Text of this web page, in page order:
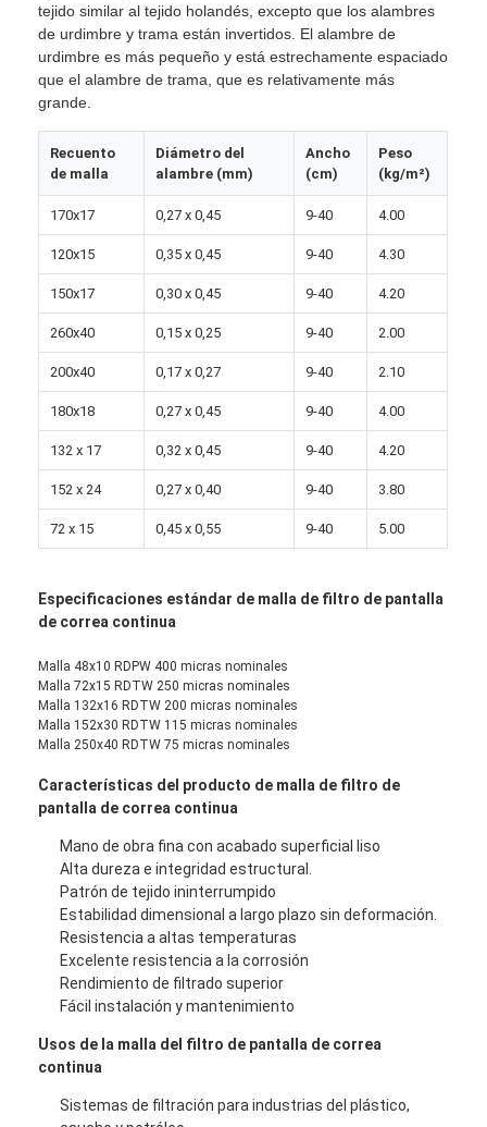
Inicio
Productos
Visita a la fábrica
Control de Calidad
noticias
Chatea Ahora
Malla X Tend de Acero Inoxidable
pantalla de filtro para extrusora
Malla de la cuerda de alambre
Malla de alambre tejido
Cesta de gavión de piedra
Malla de metal arquitectónico
Pantalla de cadena de aluminio de la mosca
Filtro de pantalla de Johnson
cerca de la malla metálica
Colmena de Malla
tejido similar al tejido holandés, excepto que los alambres
de urdimbre y trama están invertidos. El alambre de
urdimbre es más pequeño y está estrechamente espaciado
que el alambre de trama, que es relativamente más
grande.
Recuento
de malla
Diámetro del
alambre (mm)
Ancho
(cm)
Peso
(kg/m²)
170x17 0,27 x 0,45 9-40 4.00
120x15 0,35 x 0,45 9-40 4.30
150x17 0,30 x 0,45 9-40 4.20
260x40 0,15 x 0,25 9-40 2.00
200x40 0,17 x 0,27 9-40 2.10
180x18 0,27 x 0,45 9-40 4.00
132 x 17 0,32 x 0,45 9-40 4.20
152 x 24 0,27 x 0,40 9-40 3.80
72 x 15 0,45 x 0,55 9-40 5.00
Especificaciones estándar de malla de filtro de pantalla
de correa continua
Malla 48x10 RDPW 400 micras nominales
Malla 72x15 RDTW 250 micras nominales
Malla 132x16 RDTW 200 micras nominales
Malla 152x30 RDTW 115 micras nominales
Malla 250x40 RDTW 75 micras nominales
Características del producto de malla de filtro de
pantalla de correa continua
Mano de obra fina con acabado superficial liso
Alta dureza e integridad estructural.
Patrón de tejido ininterrumpido
Estabilidad dimensional a largo plazo sin deformación.
Resistencia a altas temperaturas
Excelente resistencia a la corrosión
Rendimiento de filtrado superior
Fácil instalación y mantenimiento
Usos de la malla del filtro de pantalla de correa
continua
Sistemas de filtración para industrias del plástico,